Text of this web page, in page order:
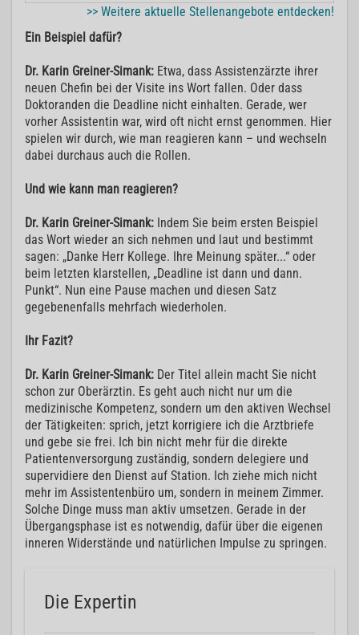
>> Weitere aktuelle Stellenangebote entdecken!
Ein Beispiel dafür?
Dr. Karin Greiner-Simank: Etwa, dass Assistenzärzte ihrer
neuen Chefin bei der Visite ins Wort fallen. Oder dass
Doktoranden die Deadline nicht einhalten. Gerade, wer
vorher Assistentin war, wird oft nicht ernst genommen. Hier
spielen wir durch, wie man reagieren kann – und wechseln
dabei durchaus auch die Rollen.
Und wie kann man reagieren?
Dr. Karin Greiner-Simank: Indem Sie beim ersten Beispiel
das Wort wieder an sich nehmen und laut und bestimmt
sagen: „Danke Herr Kollege. Ihre Meinung später...“ oder
beim letzten klarstellen, „Deadline ist dann und dann.
Punkt“. Nun eine Pause machen und diesen Satz
gegebenenfalls mehrfach wiederholen.
Ihr Fazit?
Dr. Karin Greiner-Simank: Der Titel allein macht Sie nicht
schon zur Oberärztin. Es geht auch nicht nur um die
medizinische Kompetenz, sondern um den aktiven Wechsel
der Tätigkeiten: sprich, jetzt korrigiere ich die Arztbriefe
und gebe sie frei. Ich bin nicht mehr für die direkte
Patientenversorgung zuständig, sondern delegiere und
supervidiere den Dienst auf Station. Ich ziehe mich nicht
mehr im Assistentenbüro um, sondern in meinem Zimmer.
Solche Dinge muss man aktiv umsetzen. Gerade in der
Übergangsphase ist es notwendig, dafür über die eigenen
inneren Widerstände und natürlichen Impulse zu springen.
Die Expertin